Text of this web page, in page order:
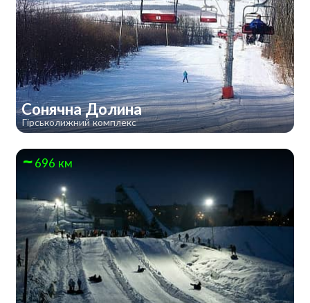
Сонячна Долина
Гірськолижний комплекс
696 км